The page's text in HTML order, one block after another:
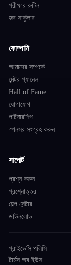
পরীক্ষার রুটিন
জব সার্কুলার
কোম্পানি
আমাদের সম্পর্কে
মেন্টর প্যানেল
Hall of Fame
যোগাযোগ
পার্টনারশিপ
স্পনসর সংগ্রহ করুন
সাপোর্ট
প্রশ্ন করুন
প্রশ্নোত্তর
হেল্প সেন্টার
ডাউনলোড
প্রাইভেসি পলিসি
টার্মস অব ইউস